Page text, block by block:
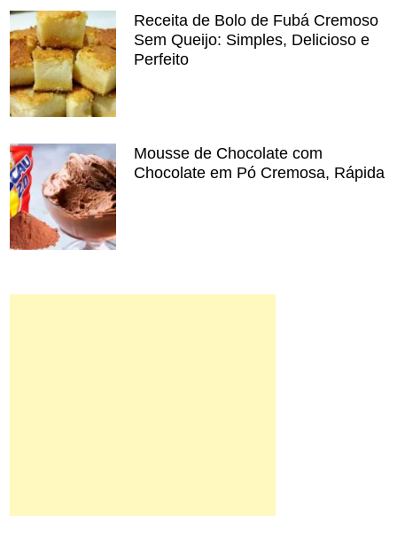
Receita de Bolo de Fubá Cremoso
Sem Queijo: Simples, Delicioso e
Perfeito
Mousse de Chocolate com
Chocolate em Pó Cremosa, Rápida